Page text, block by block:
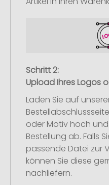
Schritt 2:
Upload Ihres Logos
Laden Sie auf
oder Motiv hoch und
Bestellung ab. Falls
passende Datei zur
können Sie diese
nachliefern.